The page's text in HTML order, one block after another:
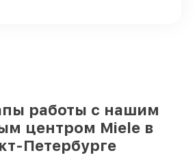
работы с нашим
центром Miele в
Петербурге